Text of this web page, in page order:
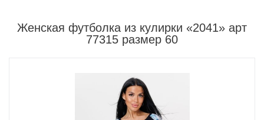
Женская футболка из кулирки «2041» арт
77315 размер 60